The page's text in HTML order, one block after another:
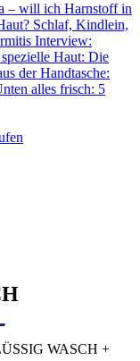
– will ich Harnstoff in
Schlaf, Kindlein,
Interview:
Haut: Die
der Handtasche:
alles frisch: 5